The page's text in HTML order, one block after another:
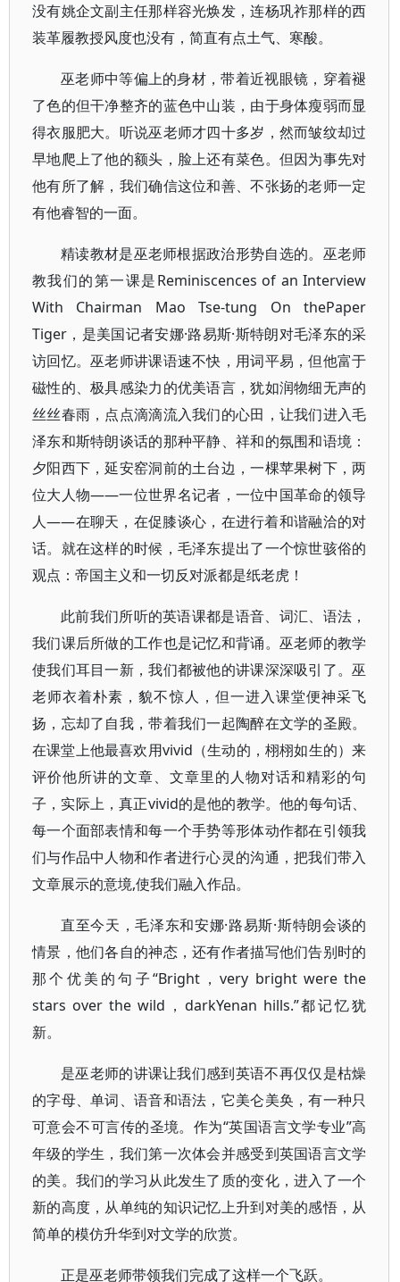
没有姚企文副主任那样容光焕发，连杨巩祚那样的西
装革履教授风度也没有，简直有点土气、寒酸。
巫老师中等偏上的身材，带着近视眼镜，穿着褪
了色的但干净整齐的蓝色中山装，由于身体瘦弱而显
得衣服肥大。听说巫老师才四十多岁，然而皱纹却过
早地爬上了他的额头，脸上还有菜色。但因为事先对
他有所了解，我们确信这位和善、不张扬的老师一定
有他睿智的一面。
精读教材是巫老师根据政治形势自选的。巫老师
教我们的第一课是Reminiscences of an Interview
With Chairman Mao Tse-tung On thePaper
Tiger，是美国记者安娜·路易斯·斯特朗对毛泽东的采
访回忆。巫老师讲课语速不快，用词平易，但他富于
磁性的、极具感染力的优美语言，犹如润物细无声的
丝丝春雨，点点滴滴流入我们的心田，让我们进入毛
泽东和斯特朗谈话的那种平静、祥和的氛围和语境：
夕阳西下，延安窑洞前的土台边，一棵苹果树下，两
位大人物——一位世界名记者，一位中国革命的领导
人——在聊天，在促膝谈心，在进行着和谐融洽的对
话。就在这样的时候，毛泽东提出了一个惊世骇俗的
观点：帝国主义和一切反对派都是纸老虎！
此前我们所听的英语课都是语音、词汇、语法，
我们课后所做的工作也是记忆和背诵。巫老师的教学
使我们耳目一新，我们都被他的讲课深深吸引了。巫
老师衣着朴素，貌不惊人，但一进入课堂便神采飞
扬，忘却了自我，带着我们一起陶醉在文学的圣殿。
在课堂上他最喜欢用vivid（生动的，栩栩如生的）来
评价他所讲的文章、文章里的人物对话和精彩的句
子，实际上，真正vivid的是他的教学。他的每句话、
每一个面部表情和每一个手势等形体动作都在引领我
们与作品中人物和作者进行心灵的沟通，把我们带入
文章展示的意境,使我们融入作品。
直至今天，毛泽东和安娜·路易斯·斯特朗会谈的
情景，他们各自的神态，还有作者描写他们告别时的
那个优美的句子“Bright，very bright were the
stars over the wild，darkYenan hills.”都记忆犹
新。
是巫老师的讲课让我们感到英语不再仅仅是枯燥
的字母、单词、语音和语法，它美仑美奂，有一种只
可意会不可言传的圣境。作为“英国语言文学专业”高
年级的学生，我们第一次体会并感受到英国语言文学
的美。我们的学习从此发生了质的变化，进入了一个
新的高度，从单纯的知识记忆上升到对美的感悟，从
简单的模仿升华到对文学的欣赏。
正是巫老师带领我们完成了这样一个飞跃。